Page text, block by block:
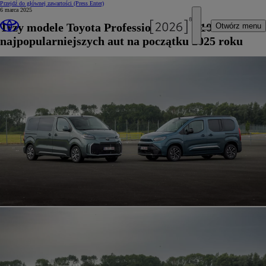
Przejdź do głównej zawartości (Press Enter)
Otwórz menu
6 marca 2025
Trzy modele Toyota Professional w Top10
najpopularniejszych aut na początku 2025 roku